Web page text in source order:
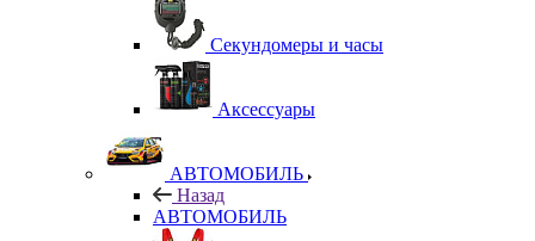
Секундомеры и часы
Аксессуары
АВТОМОБИЛЬ
Назад
АВТОМОБИЛЬ